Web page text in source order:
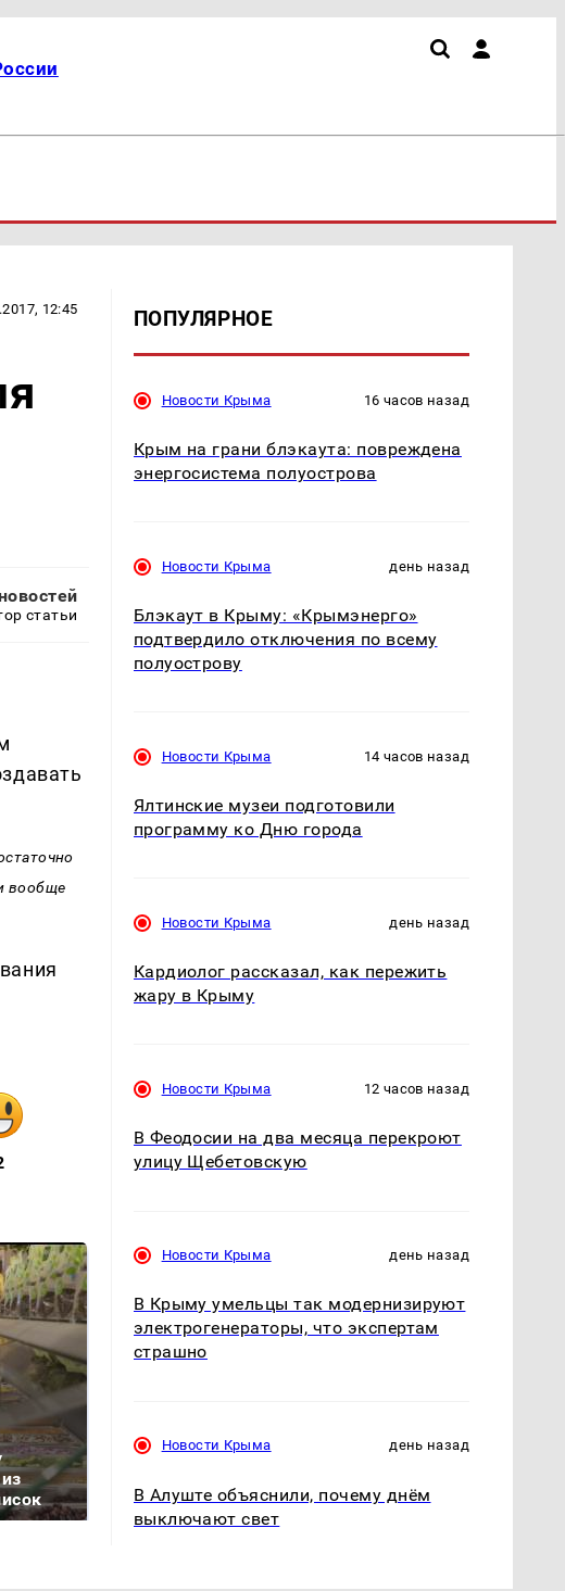
12:45
статьи
вообще
В ОАЭ произошло
криптомиллионера
Кавказе: читать здесь
ПОПУЛЯРНОЕ
Новости Крыма 16 часов назад
Крым на грани блэкаута: повреждена
энергосистема полуострова
Новости Крыма день назад
Блэкаут в Крыму: «Крымэнерго»
подтвердило отключения по всему
полуострову
Новости Крыма 14 часов назад
Ялтинские музеи подготовили
программу ко Дню города
Новости Крыма день назад
Кардиолог рассказал, как пережить
жару в Крыму
Новости Крыма 12 часов назад
В Феодосии на два месяца перекроют
улицу Щебетовскую
Новости Крыма день назад
В Крыму умельцы так модернизируют
электрогенераторы, что экспертам
страшно
Новости Крыма день назад
В Алуште объяснили, почему днём
выключают свет